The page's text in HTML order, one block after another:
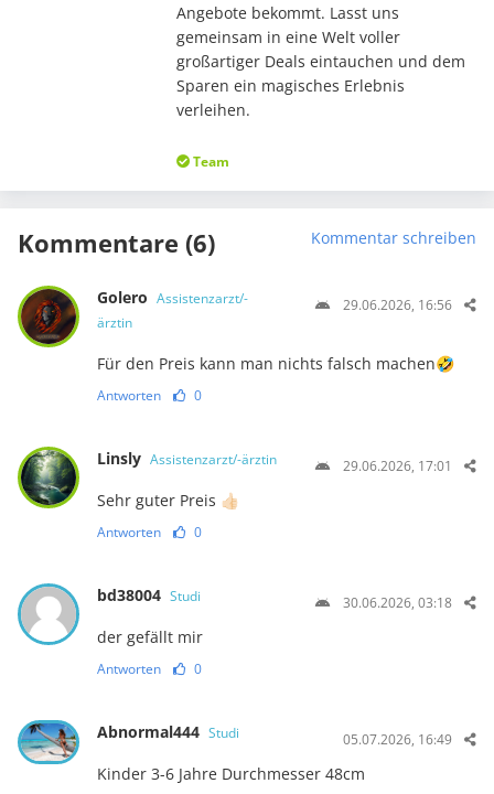
Angebote bekommt. Lasst uns
gemeinsam in eine Welt voller
großartiger Deals eintauchen und dem
Sparen ein magisches Erlebnis
verleihen.
Team
Kommentare (6) Kommentar schreiben
Golero Assistenzarzt/-
ärztin
29.06.2026, 16:56
Für den Preis kann man nichts falsch machen🤣
Antworten 0
Linsly Assistenzarzt/-ärztin 29.06.2026, 17:01
Sehr guter Preis 👍🏻
Antworten 0
bd38004 Studi 30.06.2026, 03:18
der gefällt mir
Antworten 0
Abnormal444 Studi 05.07.2026, 16:49
Kinder 3-6 Jahre Durchmesser 48cm